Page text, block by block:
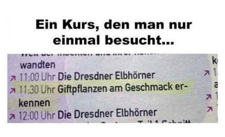
Anzeige